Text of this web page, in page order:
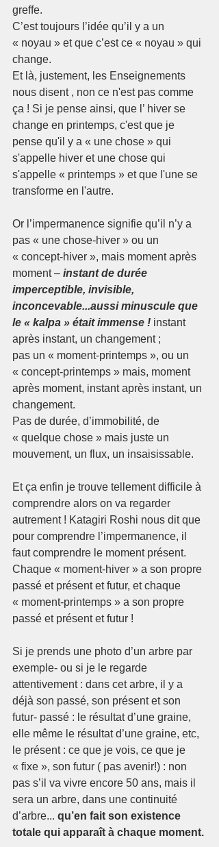
greffe.
C’est toujours l’idée qu’il y a un
« noyau » et que c’est ce « noyau » qui
change.
Et là, justement, les Enseignements
nous disent , non ce n'est pas comme
ça ! Si je pense ainsi, que l’ hiver se
change en printemps, c'est que je
pense qu'il y a « une chose » qui
s'appelle hiver et une chose qui
s'appelle « printemps » et que l'une se
transforme en l'autre.
Or l’impermanence signifie qu’il n’y a
pas « une chose-hiver » ou un
« concept-hiver », mais moment après
moment – instant de durée
imperceptible, invisible,
inconcevable...aussi minuscule que
le « kalpa » était immense ! instant
après instant, un changement ;
pas un « moment-printemps », ou un
« concept-printemps » mais, moment
après moment, instant après instant, un
changement.
Pas de durée, d’immobilité, de
« quelque chose » mais juste un
mouvement, un flux, un insaisissable.
Et ça enfin je trouve tellement difficile à
comprendre alors on va regarder
autrement ! Katagiri Roshi nous dit que
pour comprendre l’impermanence, il
faut comprendre le moment présent.
Chaque « moment-hiver » a son propre
passé et présent et futur, et chaque
« moment-printemps » a son propre
passé et présent et futur !
Si je prends une photo d’un arbre par
exemple- ou si je le regarde
attentivement : dans cet arbre, il y a
déjà son passé, son présent et son
futur- passé : le résultat d’une graine,
elle même le résultat d’une graine, etc,
le présent : ce que je vois, ce que je
« fixe », son futur ( pas avenir!) : non
pas s’il va vivre encore 50 ans, mais il
sera un arbre, dans une continuité
d’arbre... qu’en fait son existence
totale qui apparaît à chaque moment.